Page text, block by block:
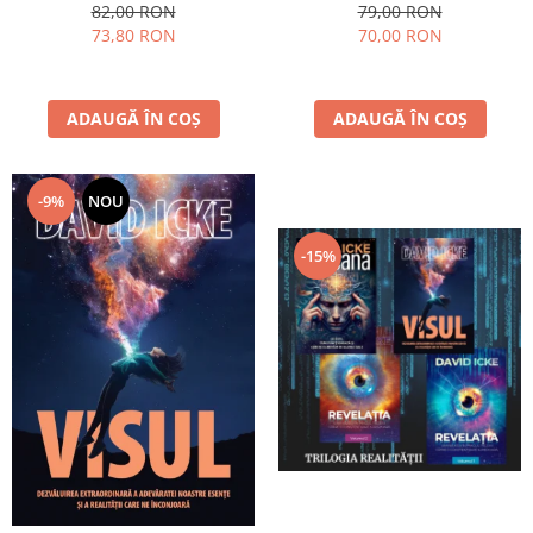
82,00 RON
73,80 RON
ADAUGĂ ÎN COȘ
79,00 RON
70,00 RON
ADAUGĂ ÎN COȘ
-9% NOU
-15%